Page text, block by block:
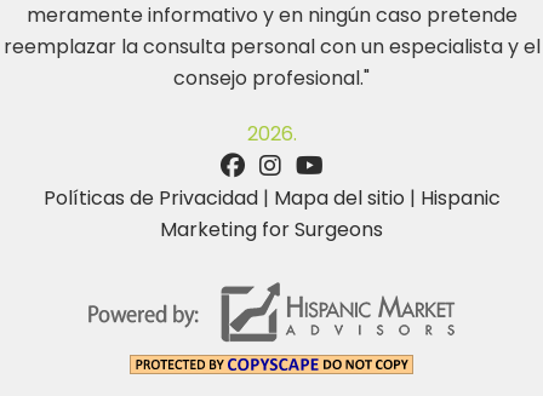
meramente informativo y en ningún caso pretende
reemplazar la consulta personal con un especialista y el
consejo profesional."
2026.
Políticas de Privacidad| Mapa del sitio | Hispanic
Marketing for Surgeons